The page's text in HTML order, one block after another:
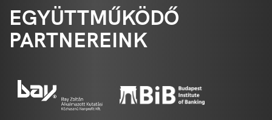
EGYÜTTMŰKÖDŐ
PARTNEREINK